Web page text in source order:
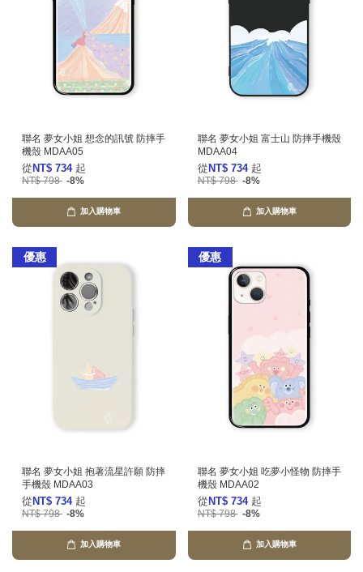
聯名 夢女小姐 想念的訊號 防摔手
機殼 MDAA05
從 NT$ 734 起
NT$ 798 -8%
加入購物車
聯名 夢女小姐 富士山 防摔手機殼
MDAA04
從 NT$ 734 起
NT$ 798 -8%
加入購物車
優惠
聯名 夢女小姐 抱著流星許願 防摔
手機殼 MDAA03
從 NT$ 734 起
NT$ 798 -8%
加入購物車
優惠
聯名 夢女小姐 吃夢小怪物 防摔手
機殼 MDAA02
從 NT$ 734 起
NT$ 798 -8%
加入購物車